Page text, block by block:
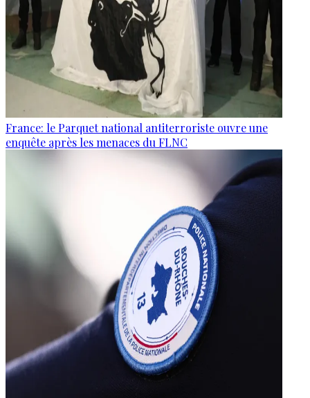
France: le Parquet national antiterroriste ouvre une
enquête après les menaces du FLNC